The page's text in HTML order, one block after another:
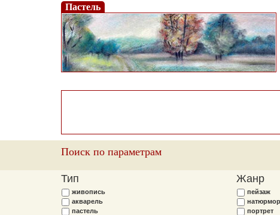
Пастель
Поиск по параметрам
Тип
живопись
акварель
пастель
Жанр
пейзаж
портрет